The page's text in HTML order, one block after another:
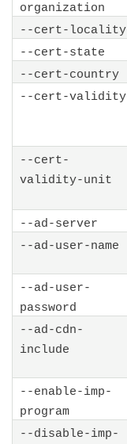
organization
--cert-locality
--cert-state
--cert-country
--cert-validity
--cert-
validity-unit
--ad-server
--ad-user-name
--ad-user-
password
--ad-cdn-
include
--enable-imp-
program
--disable-imp-